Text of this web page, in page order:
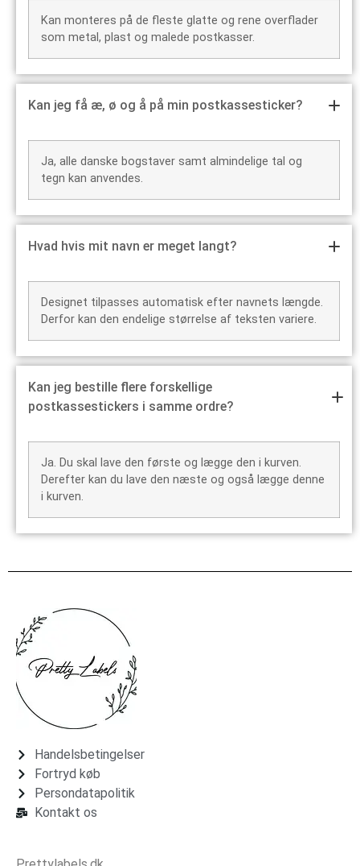
Kan monteres på de fleste glatte og rene overflader
som metal, plast og malede postkasser.
Kan jeg få æ, ø og å på min postkassesticker?
Ja, alle danske bogstaver samt almindelige tal og
tegn kan anvendes.
Hvad hvis mit navn er meget langt?
Designet tilpasses automatisk efter navnets længde.
Derfor kan den endelige størrelse af teksten variere.
Kan jeg bestille flere forskellige
postkassestickers i samme ordre?
Ja. Du skal lave den første og lægge den i kurven.
Derefter kan du lave den næste og også lægge denne
i kurven.
Handelsbetingelser
Fortryd køb
Persondatapolitik
Kontakt os